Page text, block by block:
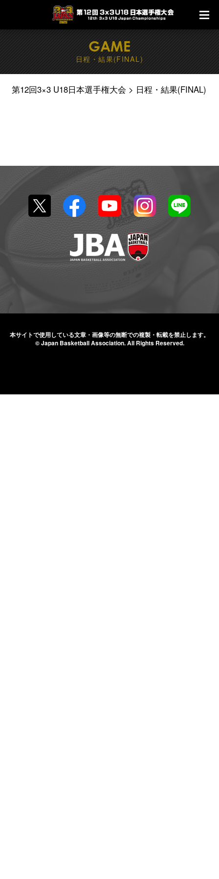
GAME
日程・結果(FINAL)
第12回3×3 U18日本選手権大会 日程・結果(FINAL)
本サイトで使用している文章・画像等の無断での複製・転載を禁止します。
© Japan Basketball Association.All Rights Reserved.